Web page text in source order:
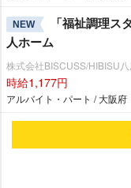
NEW
「福祉調理
人ホーム
株式会社BISCUSS/HIBISU八
時給1,177円
アルバイト・パート / 大阪府